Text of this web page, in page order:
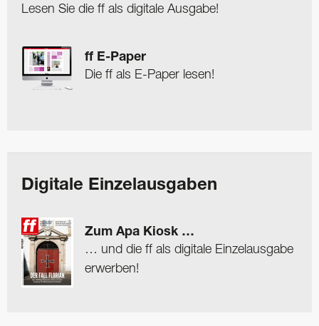
Lesen Sie die ff als digitale Ausgabe!
ff E-Paper
Die ff als E-Paper lesen!
Digitale Einzelausgaben
Zum Apa Kiosk …
… und die ff als digitale Einzelausgabe
erwerben!